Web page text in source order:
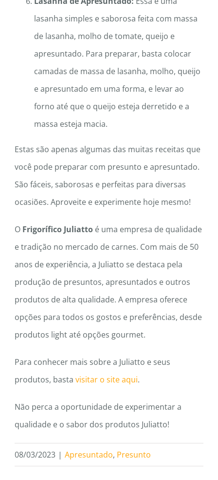
lasanha simples e saborosa feita com massa
de lasanha, molho de tomate, queijo e
apresuntado. Para preparar, basta colocar
camadas de massa de lasanha, molho, queijo
e apresuntado em uma forma, e levar ao
forno até que o queijo esteja derretido e a
massa esteja macia.
Estas são apenas algumas das muitas receitas que
você pode preparar com presunto e apresuntado.
São fáceis, saborosas e perfeitas para diversas
ocasiões. Aproveite e experimente hoje mesmo!
O Frigorífico Juliatto é uma empresa de qualidade
e tradição no mercado de carnes. Com mais de 50
anos de experiência, a Juliatto se destaca pela
produção de presuntos, apresuntados e outros
produtos de alta qualidade. A empresa oferece
opções para todos os gostos e preferências, desde
produtos light até opções gourmet.
Para conhecer mais sobre a Juliatto e seus
produtos, basta visitar o site aqui.
Não perca a oportunidade de experimentar a
qualidade e o sabor dos produtos Juliatto!
08/03/2023 | Apresuntado, Presunto